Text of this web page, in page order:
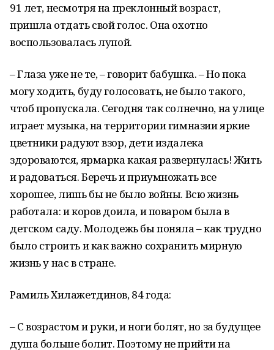
91 лет, несмотря на преклонный возраст,
пришла отдать свой голос. Она охотно
воспользовалась лупой.
– Глаза уже не те, – говорит бабушка. – Но пока
могу ходить, буду голосовать, не было такого,
чтоб пропускала. Сегодня так солнечно, на улице
играет музыка, на территории гимназии яркие
цветники радуют взор, дети издалека
здороваются, ярмарка какая развернулась! Жить
и радоваться. Беречь и приумножать все
хорошее, лишь бы не было войны. Всю жизнь
работала: и коров доила, и поваром была в
детском саду. Молодежь бы поняла – как трудно
было строить и как важно сохранить мирную
жизнь у нас в стране.
Рамиль Хилажетдинов, 84 года:
– С возрастом и руки, и ноги болят, но за будущее
душа больше болит. Поэтому не прийти на